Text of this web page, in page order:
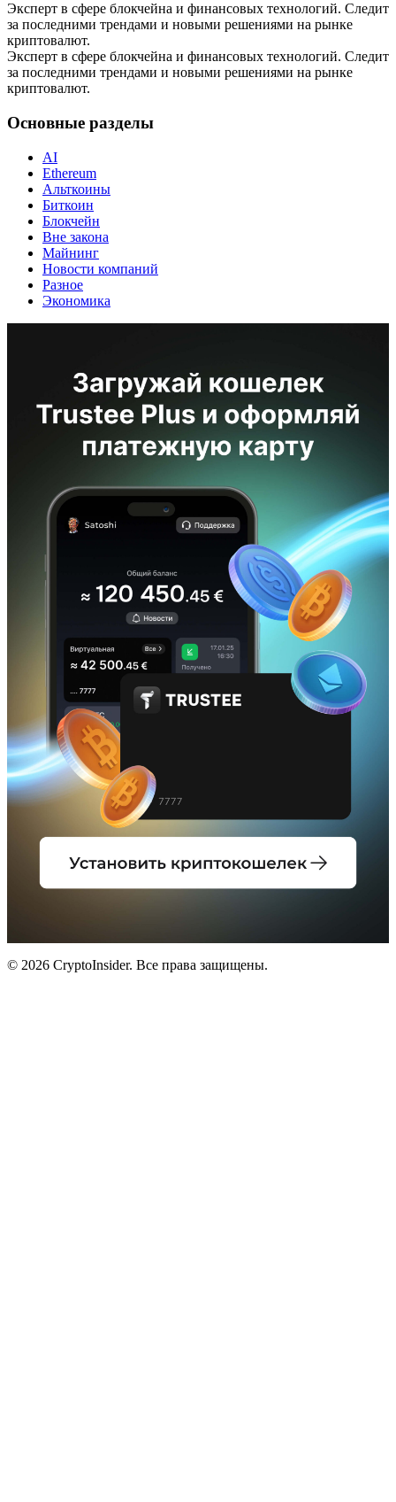
Эксперт в сфере блокчейна и финансовых технологий. Следит
за последними трендами и новыми решениями на рынке
криптовалют.
Эксперт в сфере блокчейна и финансовых технологий. Следит
за последними трендами и новыми решениями на рынке
криптовалют.
Основные разделы
AI
Ethereum
Альткоины
Биткоин
Блокчейн
Вне закона
Майнинг
Новости компаний
Разное
Экономика
© 2026 CryptoInsider. Все права защищены.